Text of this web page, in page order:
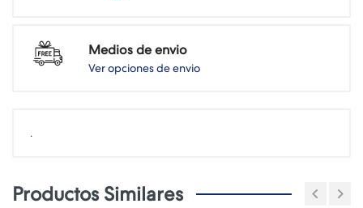
Medios de envio
Ver opciones de envio
.
Productos Similares